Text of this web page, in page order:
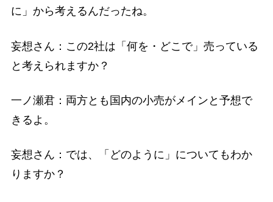
に」から考えるんだったね。
妄想さん：この2社は「何を・どこで」売っている
と考えられますか？
一ノ瀬君：両方とも国内の小売がメインと予想で
きるよ。
妄想さん：では、「どのように」についてもわか
りますか？